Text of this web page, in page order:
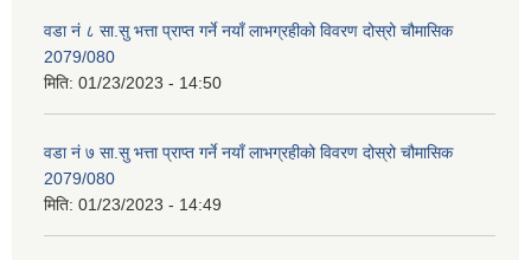
वडा नं ८ सा.सु भत्ता प्राप्त गर्ने नयाँ लाभग्रहीको विवरण दोस्रो चौमासिक
2079/080
मिति: 01/23/2023 - 14:50
वडा नं ७ सा.सु भत्ता प्राप्त गर्ने नयाँ लाभग्रहीको विवरण दोस्रो चौमासिक
2079/080
मिति: 01/23/2023 - 14:49